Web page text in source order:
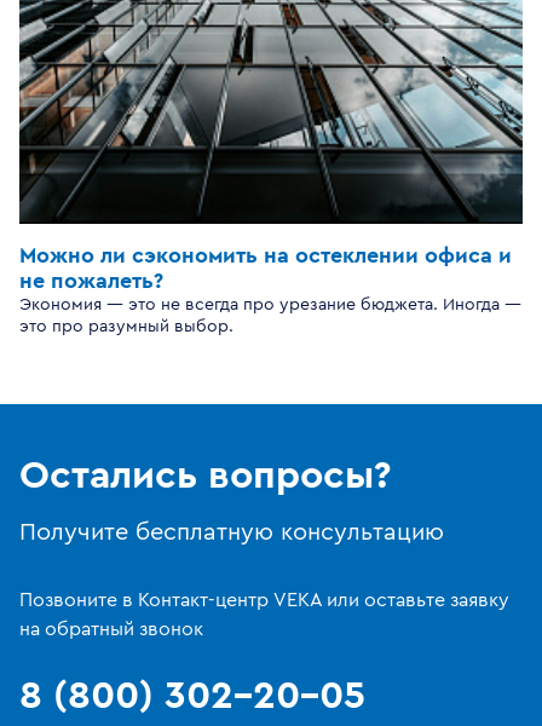
Можно ли сэкономить на остеклении офиса и
не пожалеть?
Экономия — это не всегда про урезание бюджета. Иногда —
это про разумный выбор.
Остались вопросы?
Получите бесплатную консультацию
Позвоните в Контакт-центр VEKA или оставьте заявку
на обратный звонок
8 (800) 302-20-05